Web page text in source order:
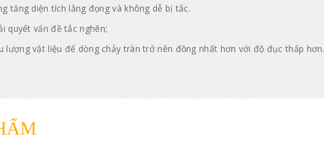
tăng diện tích lắng đọng và không dễ bị tắc.
quyết vấn đề tắc nghẽn;
lượng vật liệu để dòng chảy tràn trở nên đồng nhất hơn với độ đục thấp hơn.